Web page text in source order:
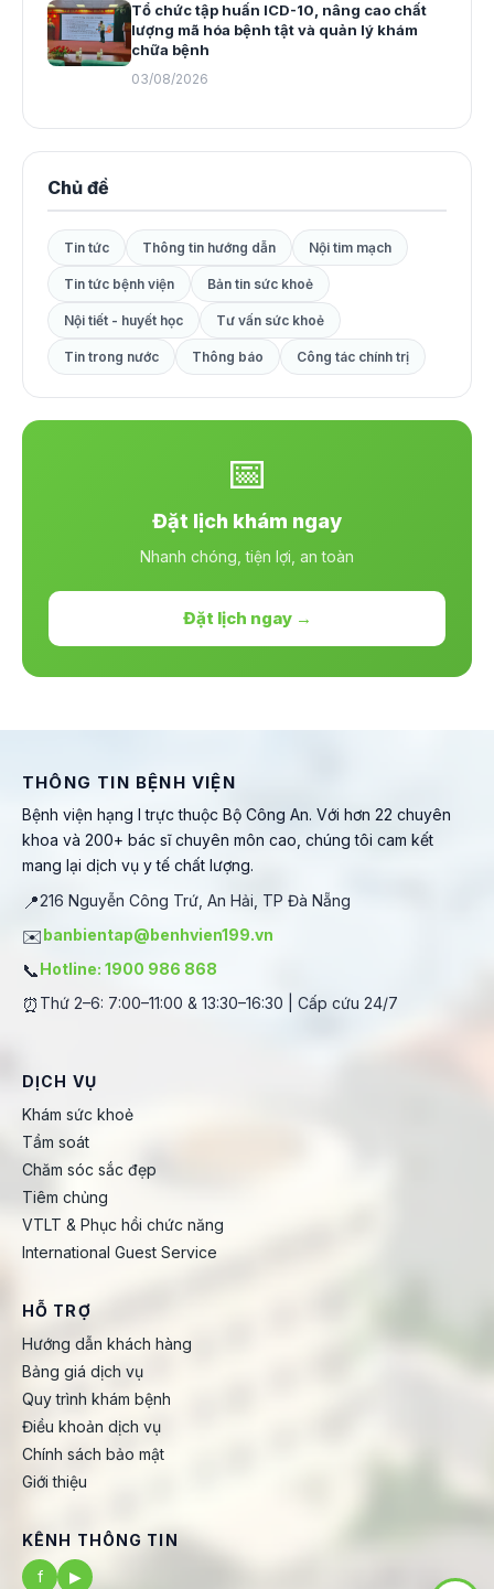
Tổ chức tập huấn ICD-10, nâng cao chất
lượng mã hóa bệnh tật và quản lý khám
chữa bệnh
03/08/2026
Chủ đề
Tin tức Thông tin hướng dẫn Nội tim mạch
Tin tức bệnh viện Bản tin sức khoẻ
Nội tiết - huyết học Tư vấn sức khoẻ
Tin trong nước Thông báo Công tác chính trị
📅
Đặt lịch khám ngay
Nhanh chóng, tiện lợi, an toàn
Đặt lịch ngay →
THÔNG TIN BỆNH VIỆN
Bệnh viện hạng I trực thuộc Bộ Công An. Với hơn 22 chuyên
khoa và 200+ bác sĩ chuyên môn cao, chúng tôi cam kết
mang lại dịch vụ y tế chất lượng.
📍216 Nguyễn Công Trứ, An Hải, TP Đà Nẵng
✉️banbientap@benhvien199.vn
📞Hotline: 1900 986 868
⏰ Thứ 2–6: 7:00–11:00 & 13:30–16:30 | Cấp cứu 24/7
DỊCH VỤ
Khám sức khoẻ
Tầm soát
Chăm sóc sắc đẹp
Tiêm chủng
VTLT & Phục hồi chức năng
International Guest Service
HỖ TRỢ
Hướng dẫn khách hàng
Bảng giá dịch vụ
Quy trình khám bệnh
Điều khoản dịch vụ
Chính sách bảo mật
Giới thiệu
KÊNH THÔNG TIN
f
▶